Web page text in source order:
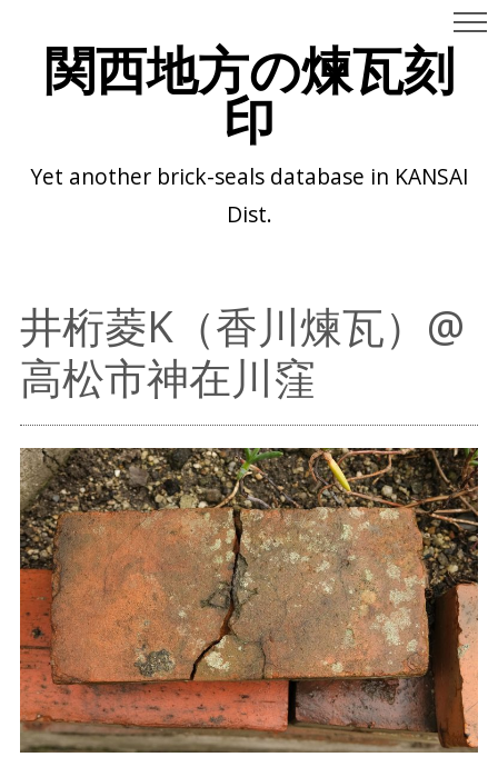
関西地方の煉瓦刻
印
Yet another brick-seals database in KANSAI
Dist.
井桁菱K（香川煉瓦）@
高松市神在川窪